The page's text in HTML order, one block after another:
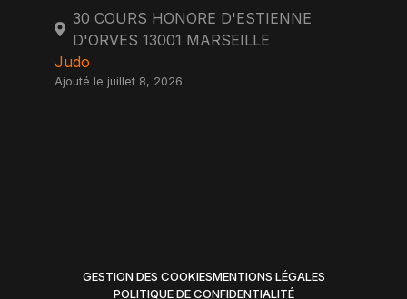
30 COURS HONORE D'ESTIENNE
D'ORVES 13001 MARSEILLE
Judo
Ajouté le juillet 8, 2026
GESTION DES COOKIESMENTIONS LÉGALES
POLITIQUE DE CONFIDENTIALITÉ